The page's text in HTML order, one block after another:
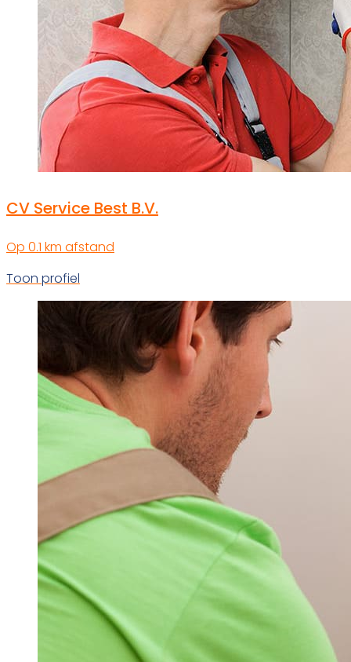
CV Service Best B.V.
Op 0.1 km afstand
Toon profiel